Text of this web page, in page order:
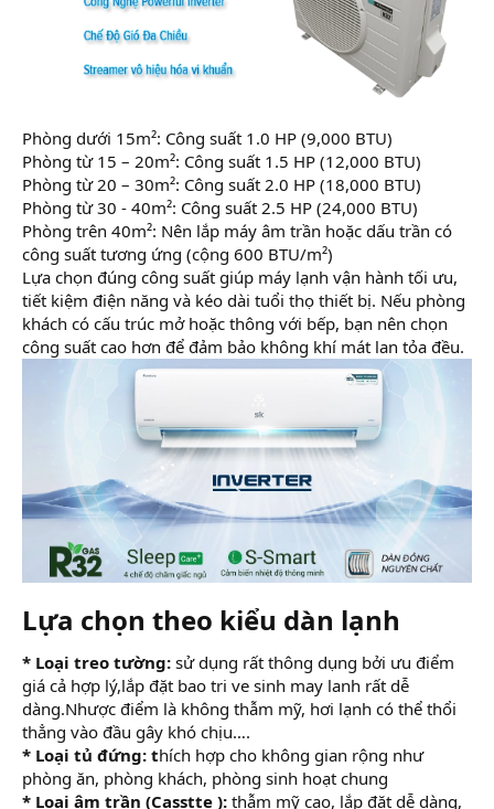
Phòng dưới 15m²: Công suất 1.0 HP (9,000 BTU)
Phòng từ 15 – 20m²: Công suất 1.5 HP (12,000 BTU)
Phòng từ 20 – 30m²: Công suất 2.0 HP (18,000 BTU)
Phòng từ 30 - 40m²: Công suất 2.5 HP (24,000 BTU)
Phòng trên 40m²: Nên lắp máy âm trần hoặc dấu trần có
công suất tương ứng (cộng 600 BTU/m²)
Lựa chọn đúng công suất giúp máy lạnh vận hành tối ưu,
tiết kiệm điện năng và kéo dài tuổi thọ thiết bị. Nếu phòng
khách có cấu trúc mở hoặc thông với bếp, bạn nên chọn
công suất cao hơn để đảm bảo không khí mát lan tỏa đều.
Lựa chọn theo kiểu dàn lạnh​
* Loại treo tường: sử dụng rất thông dụng bởi ưu điểm
giá cả hợp lý,lắp đặt bao tri ve sinh may lanh rất dễ
dàng.Nhược điểm là không thẫm mỹ, hơi lạnh có thể thổi
thẳng vào đầu gây khó chịu….
* Loại tủ đứng: thích hợp cho không gian rộng như
phòng ăn, phòng khách, phòng sinh hoạt chung
* Loại âm trần (Casstte ): thẫm mỹ cao, lắp đặt dễ dàng,